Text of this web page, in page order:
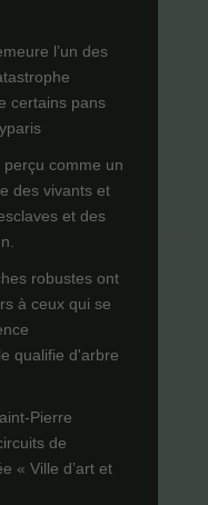
l’un des
certains pans
comme un
des vivants et
et des
robustes ont
à ceux qui se
qualifie d'arbre
Pierre
de
« Ville d’art et